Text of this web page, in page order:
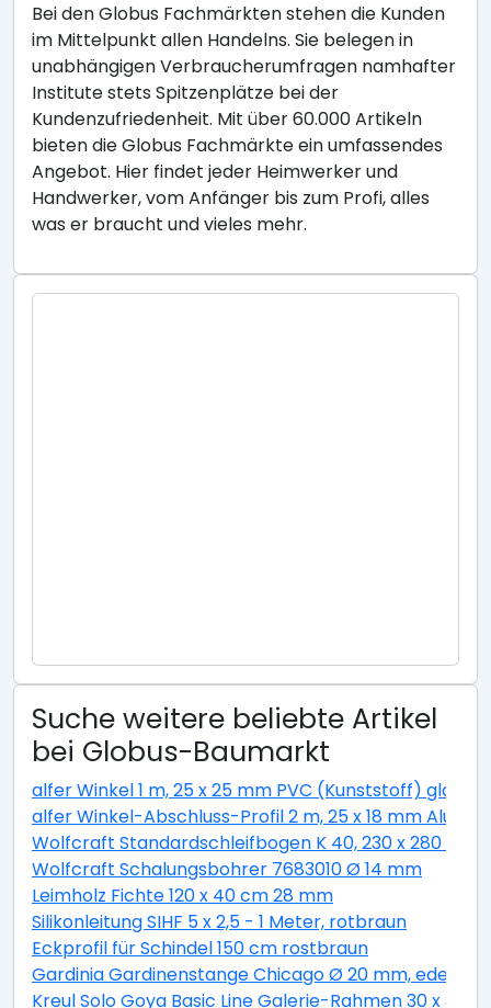
Bei den Globus Fachmärkten stehen die Kunden
im Mittelpunkt allen Handelns. Sie belegen in
unabhängigen Verbraucherumfragen namhafter
Institute stets Spitzenplätze bei der
Kundenzufriedenheit. Mit über 60.000 Artikeln
bieten die Globus Fachmärkte ein umfassendes
Angebot. Hier findet jeder Heimwerker und
Handwerker, vom Anfänger bis zum Profi, alles
was er braucht und vieles mehr.
Suche weitere beliebte Artikel
bei Globus-Baumarkt
alfer Winkel 1 m, 25 x 25 mm PVC (Kunststoff) glatt
alfer Winkel-Abschluss-Profil 2 m, 25 x 18 mm
Wolfcraft Standardschleifbogen K 40, 230 x 280 cm
Wolfcraft Schalungsbohrer 7683010 Ø 14 mm
Leimholz Fichte 120 x 40 cm 28 mm
Silikonleitung SIHF 5 x 2,5 - 1 Meter, rotbraun
Eckprofil für Schindel 150 cm rostbraun
Gardinia Gardinenstange Chicago Ø 20 mm,
Kreul Solo Goya Basic Line Galerie-Rahmen 30 x 30